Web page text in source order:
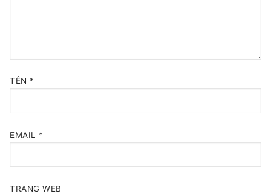
FXS VoIP Gateway
VoIP GSM / 3G / 4G Gateways
TÊN *
EMAIL *
TRANG WEB